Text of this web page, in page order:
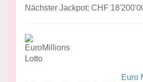
Nächster Jackpot: CHF
Euro